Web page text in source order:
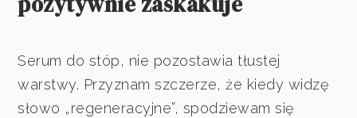
Serum do stóp, nie pozostawia tłustej
warstwy. Przyznam szczerze, że kiedy widzę
słowo „regeneracyjne”, spodziewam się